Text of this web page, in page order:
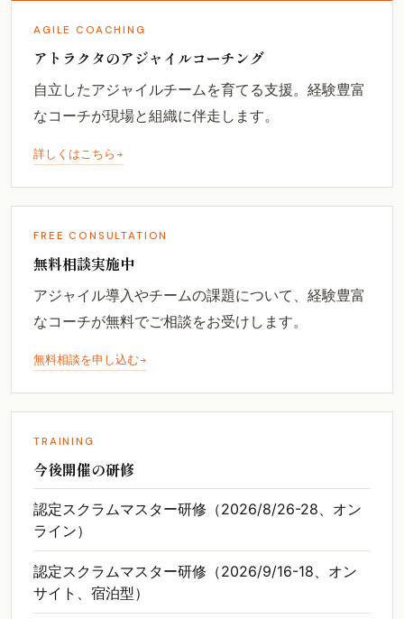
AGILE COACHING
アトラクタのアジャイルコーチング
自立したアジャイルチームを育てる支援。経験豊富
なコーチが現場と組織に伴走します。
詳しくはこちら
FREE CONSULTATION
無料相談実施中
アジャイル導入やチームの課題について、経験豊富
なコーチが無料でご相談をお受けします。
無料相談を申し込む
TRAINING
今後開催の研修
認定スクラムマスター研修（2026/8/26-28、オン
ライン）
認定スクラムマスター研修（2026/9/16-18、オン
サイト、宿泊型）